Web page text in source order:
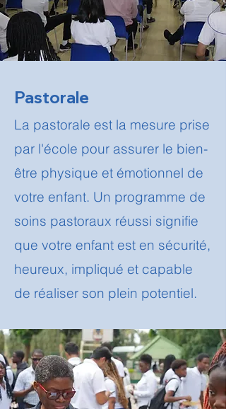
Pastorale
La pastorale est la mesure prise
par l'école pour assurer le bien-
être physique et émotionnel de
votre enfant. Un programme de
soins pastoraux réussi signifie
que votre enfant est en sécurité,
heureux, impliqué et capable
de réaliser son plein potentiel.